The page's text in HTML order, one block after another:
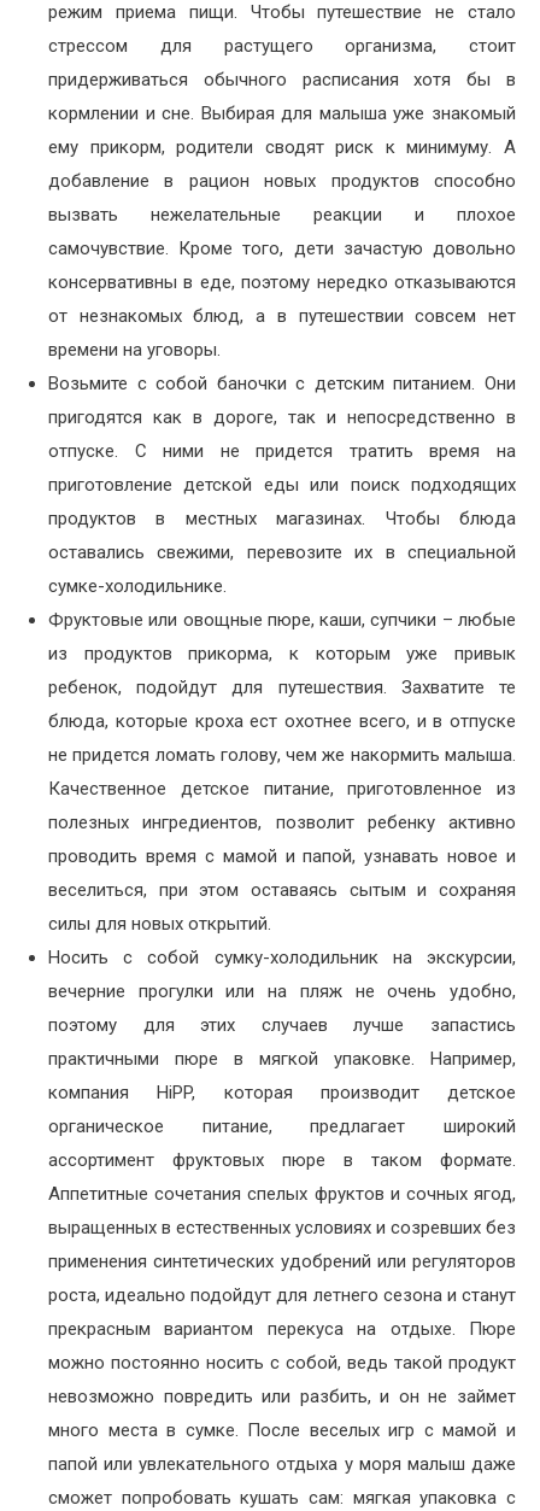
режим приема пищи. Чтобы путешествие не стало
стрессом для растущего организма, стоит
придерживаться обычного расписания хотя бы в
кормлении и сне. Выбирая для малыша уже знакомый
ему прикорм, родители сводят риск к минимуму. А
добавление в рацион новых продуктов способно
вызвать нежелательные реакции и плохое
самочувствие. Кроме того, дети зачастую довольно
консервативны в еде, поэтому нередко отказываются
от незнакомых блюд, а в путешествии совсем нет
времени на уговоры.
Возьмите с собой баночки с детским питанием. Они
пригодятся как в дороге, так и непосредственно в
отпуске. С ними не придется тратить время на
приготовление детской еды или поиск подходящих
продуктов в местных магазинах. Чтобы блюда
оставались свежими, перевозите их в специальной
сумке-холодильнике.
Фруктовые или овощные пюре, каши, супчики – любые
из продуктов прикорма, к которым уже привык
ребенок, подойдут для путешествия. Захватите те
блюда, которые кроха ест охотнее всего, и в отпуске
не придется ломать голову, чем же накормить малыша.
Качественное детское питание, приготовленное из
полезных ингредиентов, позволит ребенку активно
проводить время с мамой и папой, узнавать новое и
веселиться, при этом оставаясь сытым и сохраняя
силы для новых открытий.
Носить с собой сумку-холодильник на экскурсии,
вечерние прогулки или на пляж не очень удобно,
поэтому для этих случаев лучше запастись
практичными пюре в мягкой упаковке. Например,
компания HiPP, которая производит детское
органическое питание, предлагает широкий
ассортимент фруктовых пюре в таком формате.
Аппетитные сочетания спелых фруктов и сочных ягод,
выращенных в естественных условиях и созревших без
применения синтетических удобрений или регуляторов
роста, идеально подойдут для летнего сезона и станут
прекрасным вариантом перекуса на отдыхе. Пюре
можно постоянно носить с собой, ведь такой продукт
невозможно повредить или разбить, и он не займет
много места в сумке. После веселых игр с мамой и
папой или увлекательного отдыха у моря малыш даже
сможет попробовать кушать сам: мягкая упаковка с